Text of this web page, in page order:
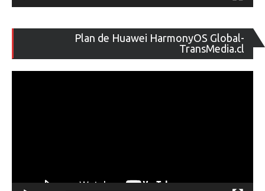
Plan de Huawei HarmonyOS Global-
TransMedia.cl
de